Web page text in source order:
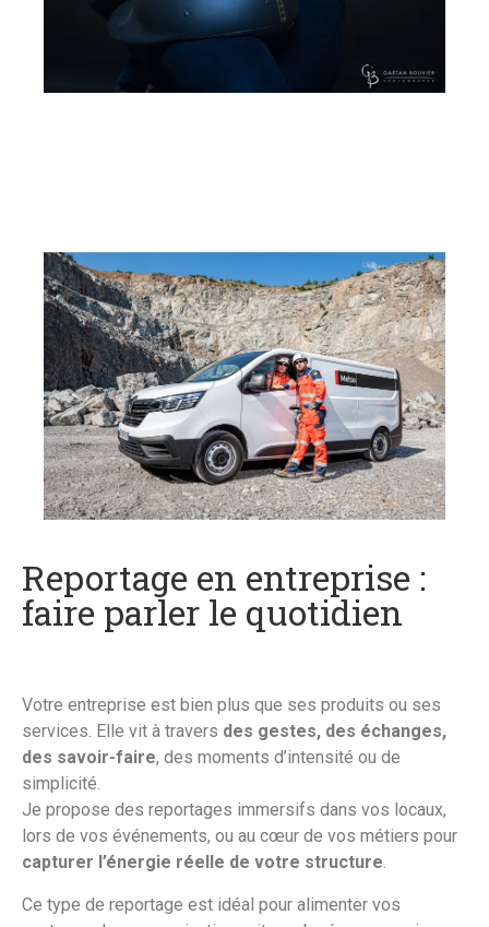
Reportage en entreprise :
faire parler le quotidien
Votre entreprise est bien plus que ses produits ou ses
services. Elle vit à travers des gestes, des échanges,
des savoir-faire, des moments d’intensité ou de
simplicité.
Je propose des reportages immersifs dans vos locaux,
lors de vos événements, ou au cœur de vos métiers pour
capturer l’énergie réelle de votre structure.
Ce type de reportage est idéal pour alimenter vos